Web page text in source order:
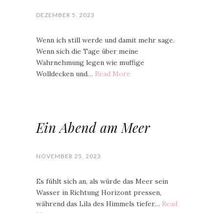
DEZEMBER 5, 2023
Wenn ich still werde und damit mehr sage.
Wenn sich die Tage über meine
Wahrnehmung legen wie muffige
Wolldecken und… Read More
Ein Abend am Meer
NOVEMBER 25, 2023
Es fühlt sich an, als würde das Meer sein
Wasser in Richtung Horizont pressen,
während das Lila des Himmels tiefer… Read